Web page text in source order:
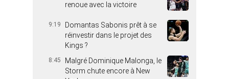
renoue avec la victoire
9:19
Domantas Sabonis prêt à se
réinvestir dans le projet des
Kings ?
8:45
Malgré Dominique Malonga, le
Storm chute encore à New